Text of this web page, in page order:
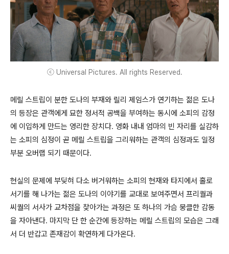
ⓒ Universal Pictures. All rights Reserved.
메릴 스트립이 분한 도나의 부재와 릴리 제임스가 연기하는 젊은 도나
의 등장은 관객에게 묘한 정서적 공백을 부여하는 동시에 소피의 감정
에 이입하게 만드는 영리한 장치다. 영화 내내 엄마의 빈 자리를 실감하
는 소피의 심정이 곧 메릴 스트립을 그리워하는 관객의 심정과도 일정
부분 오버랩 되기 때문이다.
현실의 문제에 부딪혀 다소 버거워하는 소피의 현재와 타지에서 홀로
서기를 해 나가는 젊은 도나의 이야기를 교대로 보여주면서 프리퀄과
씨퀄의 서사가 교차점을 찾아가는 과정은 또 하나의 가슴 뭉클한 감동
을 자아낸다. 마지막 단 한 순간에 등장하는 메릴 스트립의 모습은 그래
서 더 반갑고 존재감이 확연하게 다가온다.